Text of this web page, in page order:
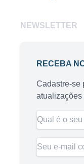
NEWSLETTER
RECEBA
Cadastre-se
atualizações